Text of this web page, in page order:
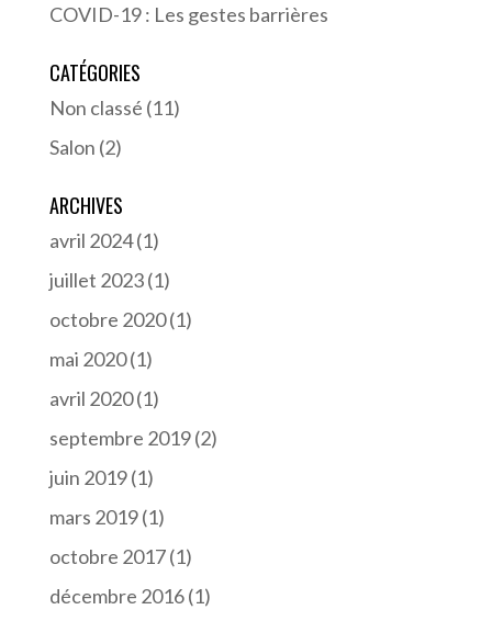
COVID-19 : Les gestes barrières
CATÉGORIES
Non classé (11)
Salon (2)
ARCHIVES
avril 2024(1)
juillet 2023(1)
octobre 2020(1)
mai 2020(1)
avril 2020(1)
septembre 2019(2)
juin 2019(1)
mars 2019(1)
octobre 2017(1)
décembre 2016(1)